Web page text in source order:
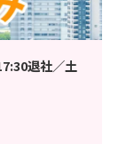
退社／土